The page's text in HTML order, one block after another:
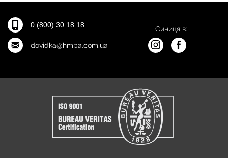
0 (800) 30 18 18
dovidka@hmpa.com.ua
Синиця в: